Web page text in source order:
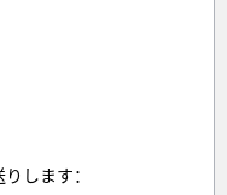
します：